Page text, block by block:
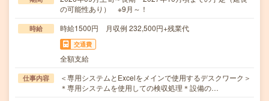
の可能性あり） ※9月～！
時給 時給1500円 月収例 232,500円+残業代
交通費
全額支給
仕事内容
＜専用システムとExcelをメインで使用するデスクワーク＞
＊専用システムを使用しての検収処理＊設備の…